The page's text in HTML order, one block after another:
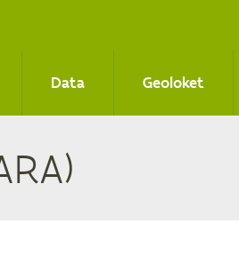
Data Geoloket
)